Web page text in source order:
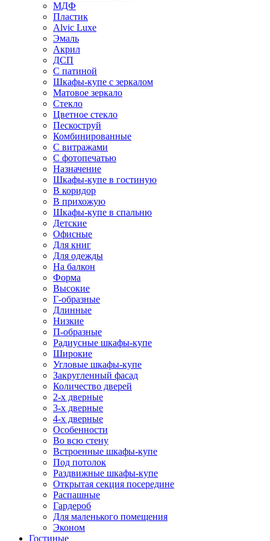
МДФ
Пластик
Alvic Luxe
Эмаль
Акрил
ДСП
С патиной
Шкафы-купе с зеркалом
Матовое зеркало
Стекло
Цветное стекло
Пескоструй
Комбинированные
С витражами
С фотопечатью
Назначение
Шкафы-купе в гостиную
В коридор
В прихожую
Шкафы-купе в спальню
Детские
Офисные
Для книг
Для одежды
На балкон
Форма
Высокие
Г-образные
Длинные
Низкие
П-образные
Радиусные шкафы-купе
Широкие
Угловые шкафы-купе
Закругленный фасад
Количество дверей
2-х дверные
3-х дверные
4-х дверные
Особенности
Во всю стену
Встроенные шкафы-купе
Под потолок
Раздвижные шкафы-купе
Открытая секция посередине
Распашные
Гардероб
Для маленького помещения
Эконом
Гостиные